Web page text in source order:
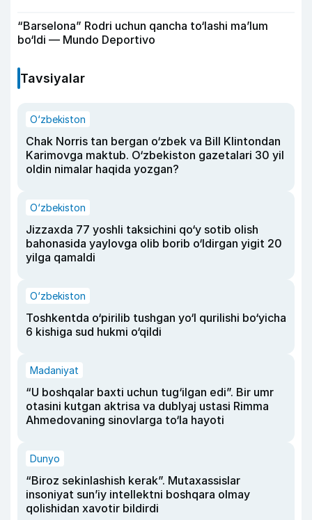
“Barselona” Rodri uchun qancha to‘lashi ma’lum
bo‘ldi — Mundo Deportivo
Tavsiyalar
O‘zbekiston
Chak Norris tan bergan o‘zbek va Bill Klintondan
Karimovga maktub. O‘zbekiston gazetalari 30 yil
oldin nimalar haqida yozgan?
O‘zbekiston
Jizzaxda 77 yoshli taksichini qo‘y sotib olish
bahonasida yaylovga olib borib o‘ldirgan yigit 20
yilga qamaldi
O‘zbekiston
Toshkentda o‘pirilib tushgan yo‘l qurilishi bo‘yicha
6 kishiga sud hukmi o‘qildi
Madaniyat
“U boshqalar baxti uchun tug‘ilgan edi”. Bir umr
otasini kutgan aktrisa va dublyaj ustasi Rimma
Ahmedovaning sinovlarga to‘la hayoti
Dunyo
“Biroz sekinlashish kerak”. Mutaxassislar
insoniyat sun’iy intellektni boshqara olmay
qolishidan xavotir bildirdi